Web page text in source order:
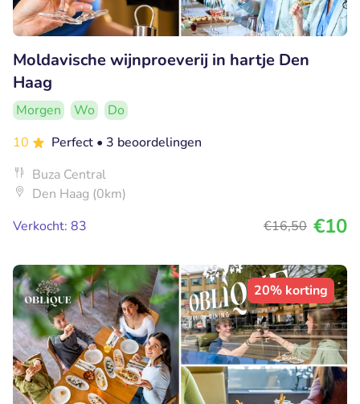
Moldavische wijnproeverij in hartje Den
Haag
Morgen Wo
Do
10
Perfect • 3 beoordelingen
Buza Central
Den Haag (0km)
Verkocht: 83
€16,50 €10
20% korting